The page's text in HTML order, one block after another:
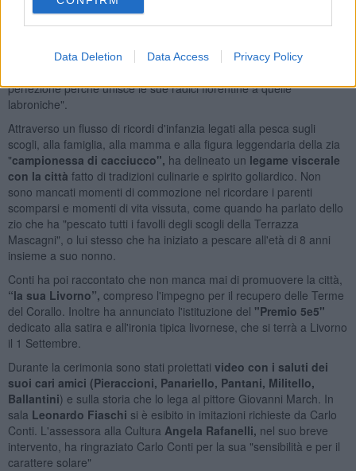
Data Deletion Data Access Privacy Policy
nell'emittenza locale sottolineando la costante disponibilità e amore
di Conti verso le sue radici livornesi.
Carlo Conti ha accettato con gioia il conferimento della cittadinanza
perfezione perché unisce le sue radici fiorentine a quelle
labroniche".
Attraverso un flusso di ricordi d'infanzia legati alla pesca sugli
scogli, alla famiglia, alla mamma e alla figura leggendaria della zia
"campionessa di cacciucco", ha delineato un legame viscerale
con la città fatto di tradizioni culinarie e spirito goliardico. Non
sono mancati momenti di commozione nel ricordare i parenti
scomparsi e momenti di vita vissuta, come quando ha parlato dello
zio che ha "pescato tutti i favolli degli scogli della Terrazza
Mascagni", o lui stesso che ha iniziato a pescare all'età di 8 anni
insieme a suo nonno.
Conti ha poi raccontato che non manca mai di promuovere la città,
“la sua Livorno”, compreso l'impegno per il recupero delle Terme
del Corallo. Inoltre ha annunciato l'istituzione del "Premio 5e5"
dedicato alla satira e all'ironia tipica livornese, che si terrà a Livorno
il 1 Settembre.
Durante la cerimonia sono stati proiettati video con i saluti dei
suoi cari amici (Pieraccioni, Panariello, Pantani, Militello,
Ballantini) e sulla storia che lo lega al pittore Giovanni March. In
sala Leonardo Fiaschi si è esibito in imitazioni richieste da Carlo
Conti. L'assessora alla Cultura Angela Rafanelli, nel suo breve
intervento, ha ringraziato Carlo Conti per la sua "sensibilità e per il
carattere solare"